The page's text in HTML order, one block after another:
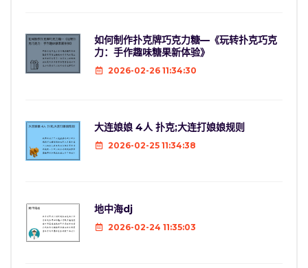
如何制作扑克牌巧克力糖—《玩转扑克巧克
力：手作趣味糖果新体验》
2026-02-26 11:34:30
大连娘娘 4人 扑克;大连打娘娘规则
2026-02-25 11:34:38
地中海dj
2026-02-24 11:35:03